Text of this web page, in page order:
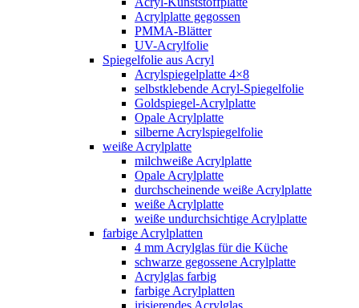
Acrylplatte gegossen
PMMA-Blätter
UV-Acrylfolie
Spiegelfolie aus Acryl
Acrylspiegelplatte 4×8
selbstklebende Acryl-Spiegelfolie
Goldspiegel-Acrylplatte
Opale Acrylplatte
silberne Acrylspiegelfolie
weiße Acrylplatte
milchweiße Acrylplatte
Opale Acrylplatte
durchscheinende weiße Acrylplatte
weiße Acrylplatte
weiße undurchsichtige Acrylplatte
farbige Acrylplatten
4 mm Acrylglas für die Küche
schwarze gegossene Acrylplatte
Acrylglas farbig
farbige Acrylplatten
irisierendes Acrylglas